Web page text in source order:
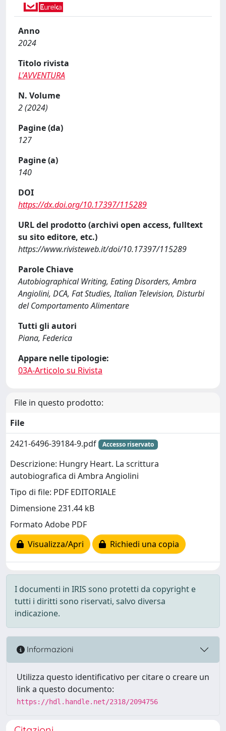
Anno
2024
Titolo rivista
L'AVVENTURA
N. Volume
2 (2024)
Pagine (da)
127
Pagine (a)
140
DOI
https://dx.doi.org/10.17397/115289
URL del prodotto (archivi open access, fulltext
su sito editore, etc.)
https://www.rivisteweb.it/doi/10.17397/115289
Parole Chiave
Autobiographical Writing, Eating Disorders, Ambra
Angiolini, DCA, Fat Studies, Italian Television, Disturbi
del Comportamento Alimentare
Tutti gli autori
Piana, Federica
Appare nelle tipologie:
03A-Articolo su Rivista
File in questo prodotto:
File
2421-6496-39184-9.pdf
Accesso riservato
Descrizione: Hungry Heart. La scrittura
autobiografica di Ambra Angiolini
Tipo di file: PDF EDITORIALE
Dimensione 231.44 kB
Formato Adobe PDF
Visualizza/Apri
Richiedi una copia
I documenti in IRIS sono protetti da copyright e
tutti i diritti sono riservati, salvo diversa
indicazione.
Informazioni
Utilizza questo identificativo per citare o creare un
link a questo documento:
https://hdl.handle.net/2318/2094756